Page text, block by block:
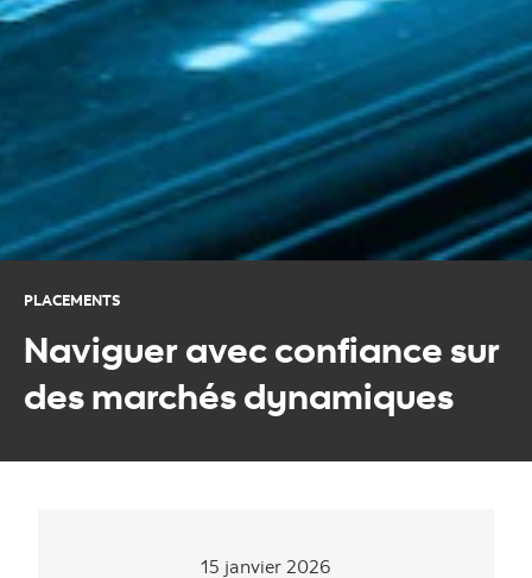
PLACEMENTS
Naviguer avec confiance sur
des marchés dynamiques
15 janvier 2026